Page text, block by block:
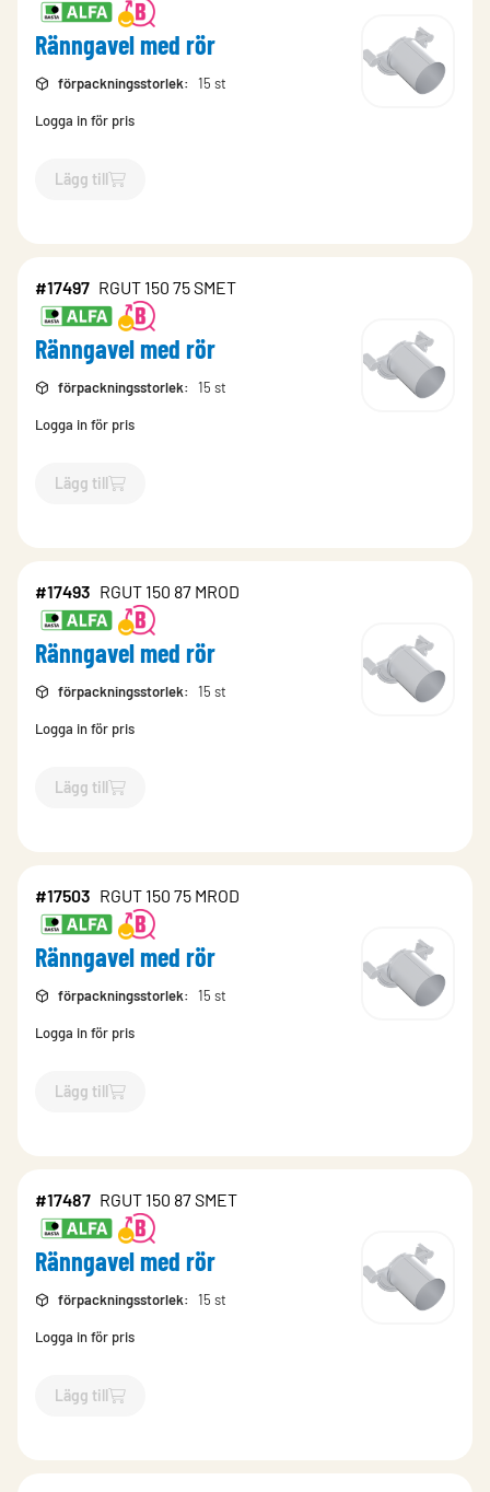
Ränngavel med rör
förpackningsstorlek: 15 st
Logga in för pris
Lägg till
`$Lägg till
#17497 RGUT 150 75 SMET
Ränngavel med rör
förpackningsstorlek: 15 st
Logga in för pris
Lägg till
`$Lägg till
#17493 RGUT 150 87 MROD
Ränngavel med rör
förpackningsstorlek: 15 st
Logga in för pris
Lägg till
`$Lägg till
#17503 RGUT 150 75 MROD
Ränngavel med rör
förpackningsstorlek: 15 st
Logga in för pris
Lägg till
`$Lägg till
#17487 RGUT 150 87 SMET
Ränngavel med rör
förpackningsstorlek: 15 st
Logga in för pris
Lägg till
`$Lägg till